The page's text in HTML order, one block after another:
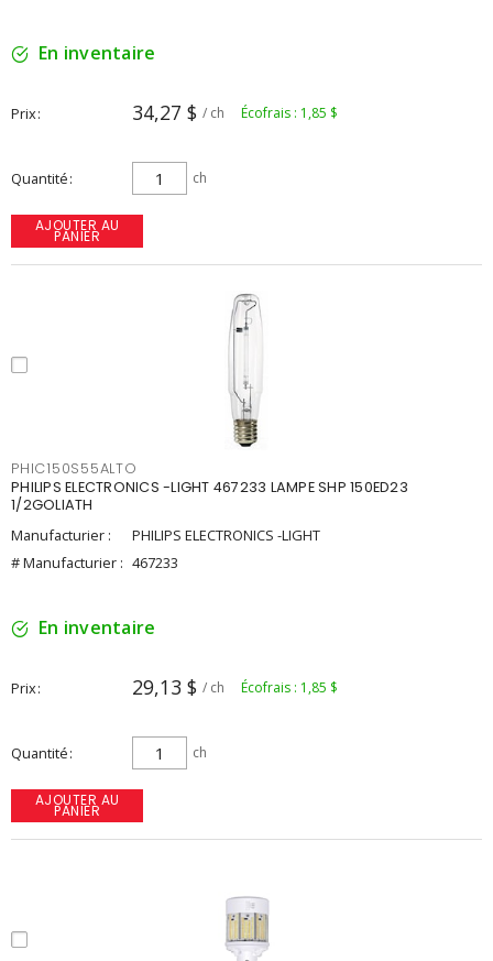
En inventaire
Prix 34,27 $ / ch Écofrais : 1,85 $
Quantité ch
AJOUTER AU
PANIER
PHIC150S55ALTO
PHILIPS ELECTRONICS -LIGHT 467233 LAMPE SHP 150ED23
1/2GOLIATH
Manufacturier :
PHILIPS ELECTRONICS -LIGHT
# Manufacturier : 467233
En inventaire
Prix 29,13 $ / ch Écofrais : 1,85 $
Quantité ch
AJOUTER AU
PANIER